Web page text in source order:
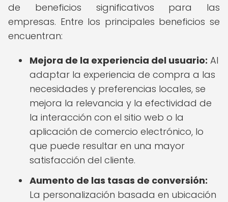
de beneficios significativos para las
empresas. Entre los principales beneficios se
encuentran:
Mejora de la experiencia del usuario: Al
adaptar la experiencia de compra a las
necesidades y preferencias locales, se
mejora la relevancia y la efectividad de
la interacción con el sitio web o la
aplicación de comercio electrónico, lo
que puede resultar en una mayor
satisfacción del cliente.
Aumento de las tasas de conversión:
La personalización basada en ubicación